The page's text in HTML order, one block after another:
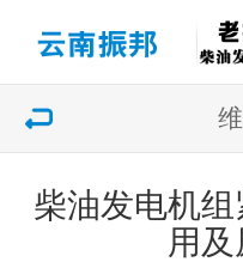
柴油发电机
用